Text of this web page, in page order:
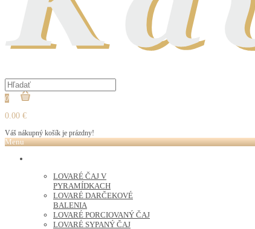
0
0.00 €
Váš nákupný košík je prázdny!
Menu
LOVARÉ ČAJ V
PYRAMÍDKACH
LOVARÉ DARČEKOVÉ
BALENIA
LOVARÉ PORCIOVANÝ ČAJ
LOVARÉ SYPANÝ ČAJ